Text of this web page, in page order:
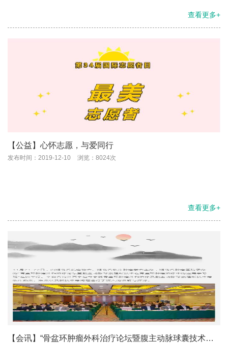
查看更多+
【公益】心怀志愿，与爱同行
发布时间：2019-12-10 浏览：8024次
查看更多+
【会讯】“骨盆环肿瘤外科治疗论坛暨腹主动脉球囊技术学